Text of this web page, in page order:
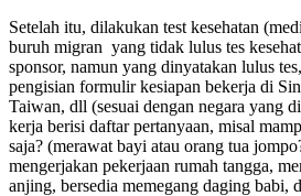
Setelah itu, dilakukan test kesehatan
buruh migran yang tidak lulus tes
sponsor, namun yang dinyatakan lulus
pengisian formulir kesiapan bekerja di
Taiwan, dll (sesuai dengan negara yang
kerja berisi daftar pertanyaan, misal
saja? (merawat bayi atau orang tua
mengerjakan pekerjaan rumah tangga,
anjing, bersedia memegang daging babi,